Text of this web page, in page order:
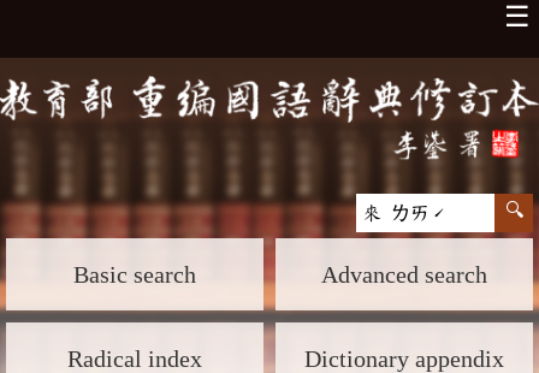
☰
Basic search Advanced search
Radical index Dictionary appendix